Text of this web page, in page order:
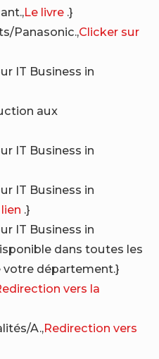
Le livre .}
Panasonic.,Clicker sur
IT Business in
aux
IT Business in
IT Business in
.}
IT Business in
dans toutes les
département.}
vers la
A.,Redirection vers